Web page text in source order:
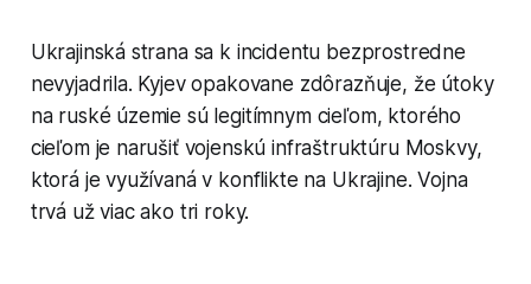
Ukrajinská strana sa k incidentu bezprostredne
nevyjadrila. Kyjev opakovane zdôrazňuje, že útoky
na ruské územie sú legitímnym cieľom, ktorého
cieľom je narušiť vojenskú infraštruktúru Moskvy,
ktorá je využívaná v konflikte na Ukrajine. Vojna
trvá už viac ako tri roky.